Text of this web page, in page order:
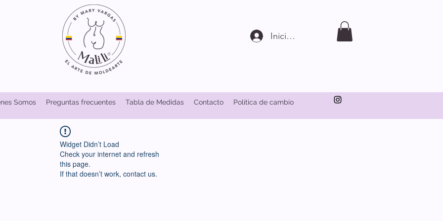
Iniciar sesión
Somos Preguntas frecuentes Tabla de Medidas Contacto Política de cambio
Widget Didn’t Load
Check your internet and refresh
this page.
If that doesn’t work, contact us.